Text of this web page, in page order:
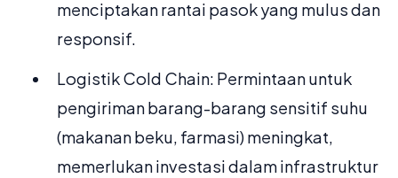
menciptakan rantai pasok yang mulus dan
responsif.
Logistik Cold Chain: Permintaan untuk
pengiriman barang-barang sensitif suhu
(makanan beku, farmasi) meningkat,
memerlukan investasi dalam infrastruktur